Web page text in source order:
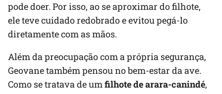
pode doer. Por isso, ao se aproximar do filhote,
ele teve cuidado redobrado e evitou pegá-lo
diretamente com as mãos.
Além da preocupação com a própria segurança,
Geovane também pensou no bem-estar da ave.
Como se tratava de umfilhote de arara-canindé,